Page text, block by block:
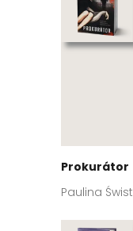
Prokurátor
Paulina Świst